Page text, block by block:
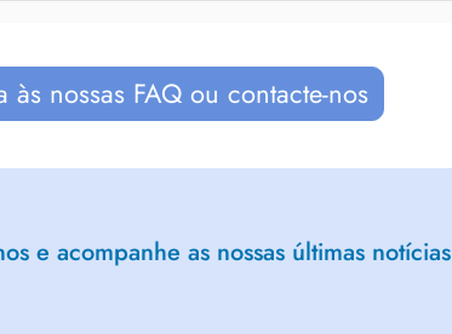
às nossas FAQ ou contacte-nos
e acompanhe as nossas últimas notícias